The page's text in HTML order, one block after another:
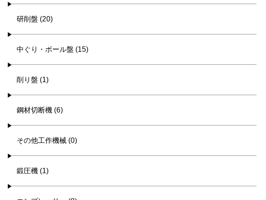
研削盤 (20)
中ぐり・ボール盤 (15)
削り盤 (1)
鋼材切断機 (6)
その他工作機械 (0)
鍛圧機 (1)